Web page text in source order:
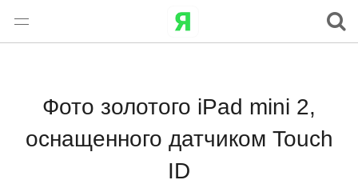
Фото золотого iPad mini 2,
оснащенного датчиком Touch
ID